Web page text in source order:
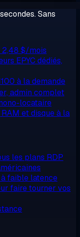
Sans
2,48 $/mois
EPYC dédiés,
à la demande
admin complet
locataire
et disque à la
les plans RDP
faible latence
faire tourner vos